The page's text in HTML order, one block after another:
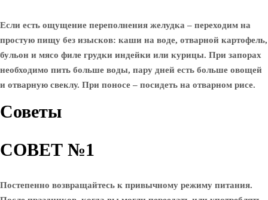
Если есть ощущение переполнения желудка – переходим на
простую пищу без изысков: каши на воде, отварной картофель,
бульон и мясо филе грудки индейки или курицы. При запорах
необходимо пить больше воды, пару дней есть больше овощей
и отварную свеклу. При поносе – посидеть на отварном рисе.
Советы
СОВЕТ №1
Постепенно возвращайтесь к привычному режиму питания.